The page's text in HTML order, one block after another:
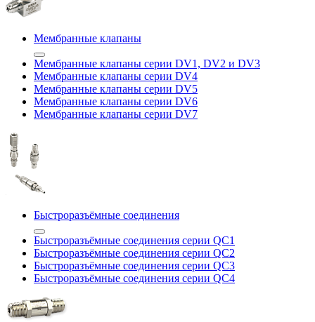
Мембранные клапаны
Мембранные клапаны серии DV1, DV2 и DV3
Мембранные клапаны серии DV4
Мембранные клапаны серии DV5
Мембранные клапаны серии DV6
Мембранные клапаны серии DV7
Быстроразъёмные соединения
Быстроразъёмные соединения серии QC1
Быстроразъёмные соединения серии QC2
Быстроразъёмные соединения серии QC3
Быстроразъёмные соединения серии QC4